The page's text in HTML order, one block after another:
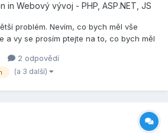
in Webový vývoj - PHP, ASP.NET, JS
problém. Nevím, co bych měl vše
a vy se prosím ptejte na to, co bych měl
nemám svou zálohu a musel mi ji
v záloze si myslím to...
2 odpovědí
(a 3 další)